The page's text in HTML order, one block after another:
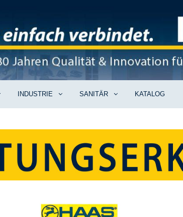
INDUSTRIE SANITÄR KATALOG